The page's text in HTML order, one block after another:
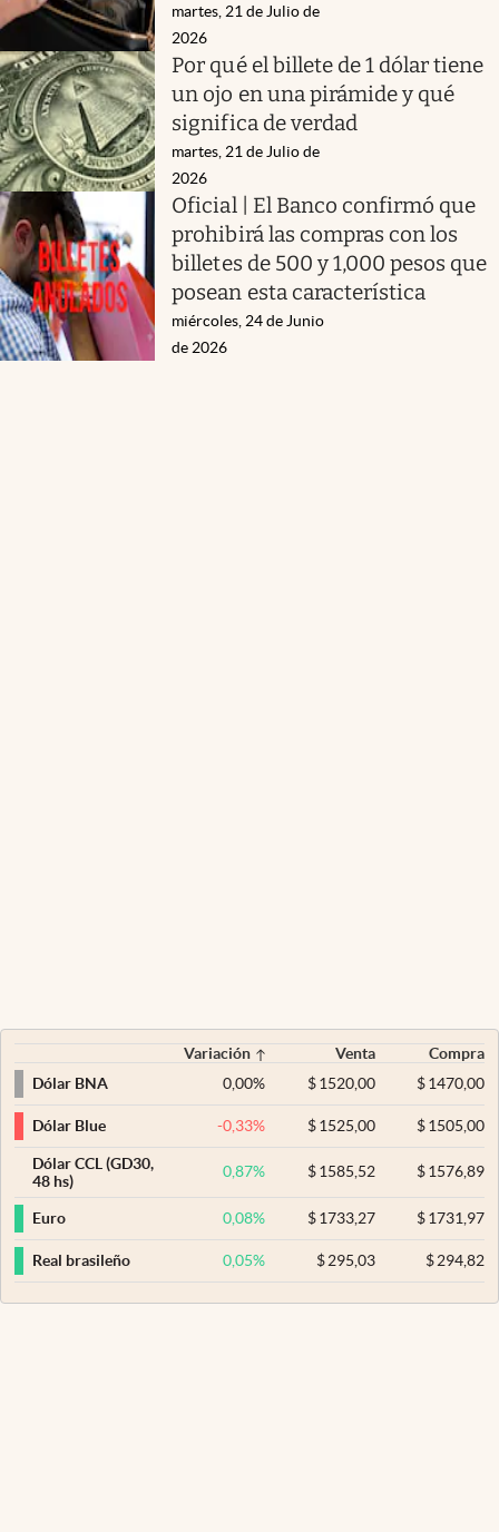
martes, 21 de Julio de
2026
Por qué el billete de 1 dólar tiene
un ojo en una pirámide y qué
significa de verdad
martes, 21 de Julio de
2026
Oficial | El Banco confirmó que
prohibirá las compras con los
billetes de 500 y 1,000 pesos que
posean esta característica
miércoles, 24 de Junio
de 2026
Variación Venta
Compra
Dólar BNA
0,00% $ 1520,00 $1470,00
Dólar Blue -0,33% $ 1525,00 $1505,00
Dólar CCL (GD30,
48 hs)
0,87% $ 1585,52 $1576,89
Euro 0,08% $ 1733,27 $1731,97
Real brasileño 0,05% $ 295,03 $294,82